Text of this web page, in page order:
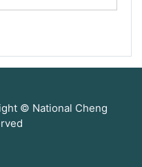
© National Cheng